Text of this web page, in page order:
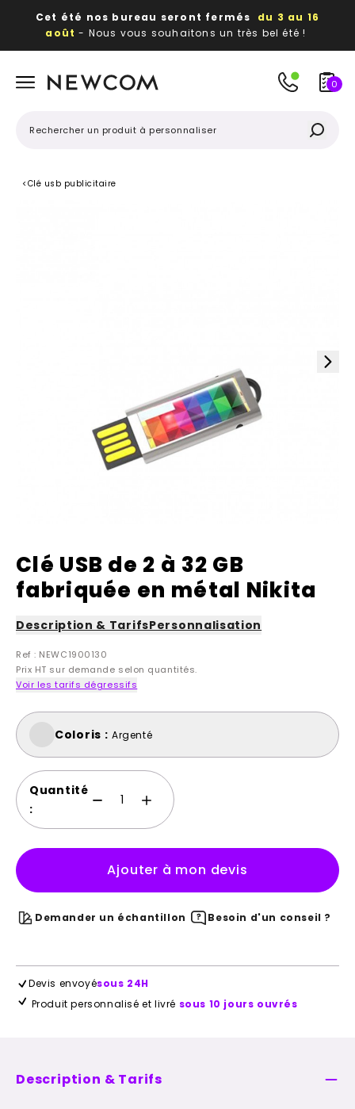
Cet été nos bureau seront fermés du 3 au 16
août - Nous vous souhaitons un très bel été !
publicitaires
0
< Clé usb publicitaire
Clé USB de 2 à 32 GB
fabriquée en métal Nikita
Description & TarifsPersonnalisation
Ref : NEWC1900130
Prix HT sur demande selon quantités.
Voir les tarifs dégressifs
Coloris : Argenté
Quantité
:
Ajouter à mon devis
Demander un échantillon Besoin d'un conseil ?
Devis envoyésous 24H
Produit personnalisé et livré sous 10 jours ouvrés
Description & Tarifs